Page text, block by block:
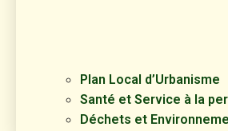
Plan Local d’Urbanisme
Santé et Service à la
Déchets et